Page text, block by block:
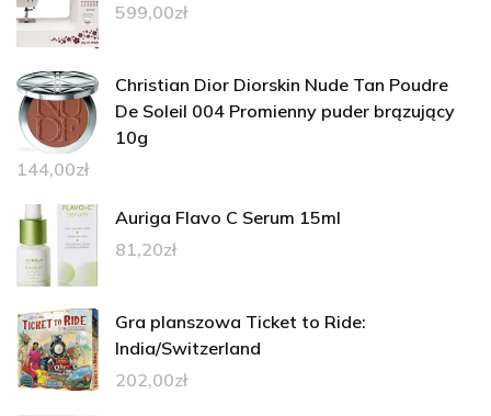
599,00zł
Christian Dior Diorskin Nude Tan Poudre
De Soleil 004 Promienny puder brązujący
10g
144,00zł
Auriga Flavo C Serum 15ml
81,20zł
Gra planszowa Ticket to Ride:
India/Switzerland
202,00zł